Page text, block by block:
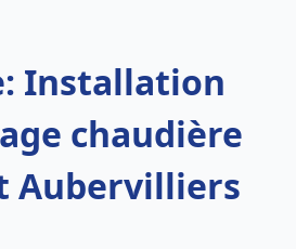
Installation
chaudière
Aubervilliers